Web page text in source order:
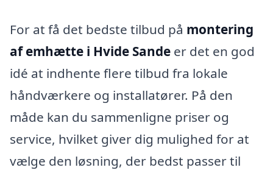
For at få det bedste tilbud på montering
af emhætte i Hvide Sande er det en god
idé at indhente flere tilbud fra lokale
håndværkere og installatører. På den
måde kan du sammenligne priser og
service, hvilket giver dig mulighed for at
vælge den løsning, der bedst passer til